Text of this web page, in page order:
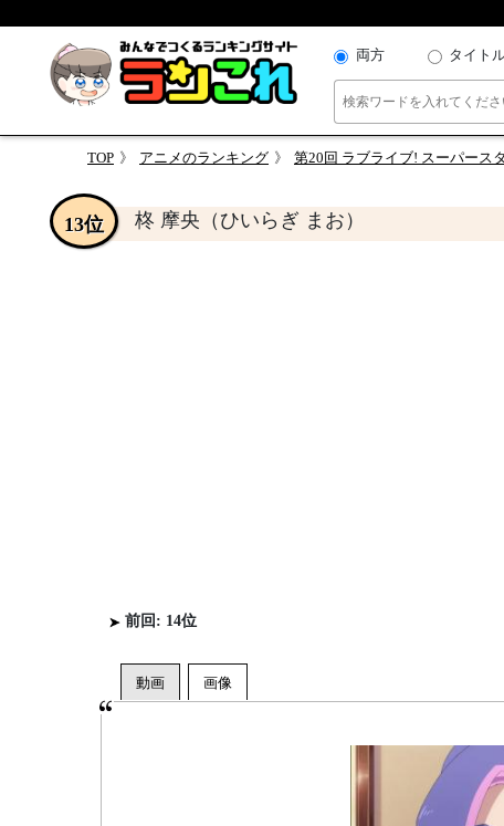
両方 タイト
TOP アニメのランキング 第20回 ラブライブ! スーパース
柊 摩央（ひいらぎ まお）
13位
前回: 14位